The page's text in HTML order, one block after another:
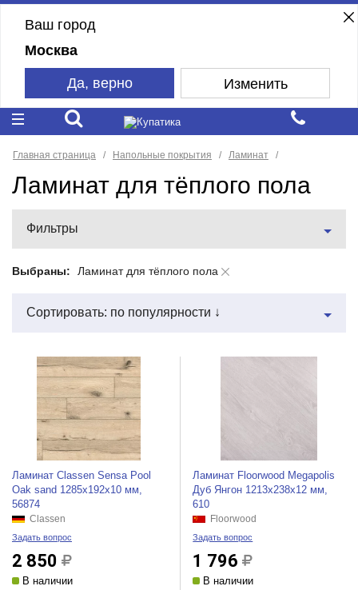
Ваш город
Москва
Да, верно Изменить
Главная страница Напольные покрытия Ламинат
Ламинат для тёплого пола
Фильтры
Выбраны: Ламинат для тёплого пола
Сортировать: по популярности ↓
Ламинат Classen Sensa Pool
Oak sand 1285x192x10 мм,
56874
Classen
Задать вопрос
2 850
В наличии
Ламинат Floorwood Megapolis
Дуб Янгон 1213х238х12 мм,
610
Floorwood
Задать вопрос
1 796
В наличии